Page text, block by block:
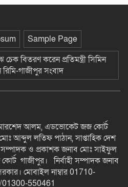
বিদ্যুৎ বিল, লোডশেডিংয়ের
টাকার ঋণে ১৩ লাখ টাকার
সুদের ফাঁদে নীরব নির্যাতনের
গ্রেপ্তার সুদ ব্যবসায়ী-গাজীপুর
ইবাদত ও ইসলামী জ্ঞানচর্চার নতুন
গাজীপুর সংবাদ
বলি রতন, সাপের কামড়ে
হাসপাতালের পথে নিভে গেল
কিশোরের জীবনের প্রদীপ-
সংবাদ
Sample Page
বিতরণ করেন প্রতিমন্ত্রী সিমিন
গাজীপুর সংবাদ
মোরশেদ আলম, এডভোকেট জজ কোর্ট
আব্দুল লতিফ পাঠান, সাপ্তাহিক দেশ
সম্পাদক ও প্রকাশক জনাব মোঃ সাইফুল
গাজীপুর। নির্বাহী সম্পাদক জনাব
মোবাইল নাম্বার 01710-
550461